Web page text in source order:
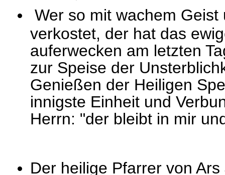
Wer so mit wachem
verkostet, der hat das
auferwecken am letzten
zur Speise der
Genießen der Heiligen
innigste Einheit und
Herrn: "der bleibt in mir
Der heilige Pfarrer von